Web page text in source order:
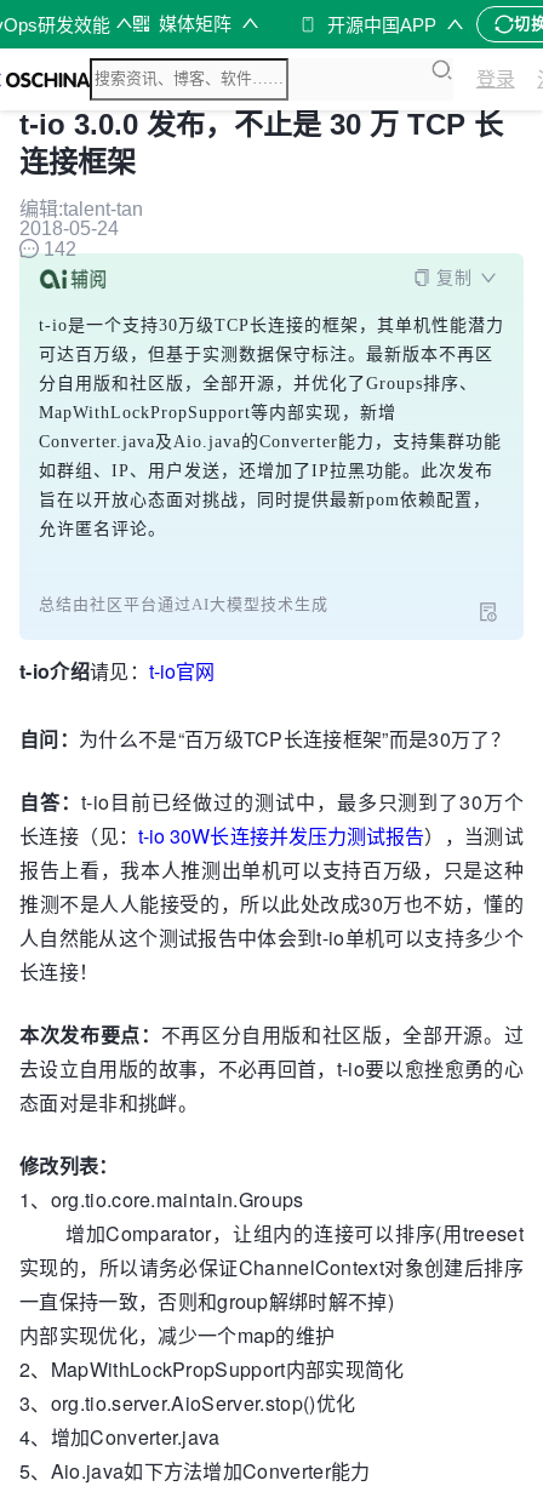
研发效能 媒体矩阵 开源中国APP 切
登录
t-io 3.0.0 发布，不止是 30 万 TCP 长
连接框架
编辑:talent-tan
2018-05-24
142
复制
t-io是一个支持30万级TCP长连接的框架，其单机性能潜力
可达百万级，但基于实测数据保守标注。最新版本不再区
分自用版和社区版，全部开源，并优化了Groups排序、
MapWithLockPropSupport等内部实现，新增
Converter.java及Aio.java的Converter能力，支持集群功能
如群组、IP、用户发送，还增加了IP拉黑功能。此次发布
旨在以开放心态面对挑战，同时提供最新pom依赖配置，
允许匿名评论。
总结由社区平台通过AI大模型技术生成
t-io介绍请见： t-io官网
自问： 为什么不是“百万级TCP长连接框架”而是30万了？
自答： t-io目前已经做过的测试中，最多只测到了30万个
长连接（见：t-io 30W长连接并发压力测试报告），当测试
报告上看，我本人推测出单机可以支持百万级，只是这种
推测不是人人能接受的，所以此处改成30万也不妨，懂的
人自然能从这个测试报告中体会到t-io单机可以支持多少个
长连接！
本次发布要点： 不再区分自用版和社区版，全部开源。过
去设立自用版的故事，不必再回首，t-io要以愈挫愈勇的心
态面对是非和挑衅。
修改列表：
1、org.tio.core.maintain.Groups
增加Comparator，让组内的连接可以排序(用treeset
实现的，所以请务必保证ChannelContext对象创建后排序
一直保持一致，否则和group解绑时解不掉)
内部实现优化，减少一个map的维护
2、MapWithLockPropSupport内部实现简化
3、org.tio.server.AioServer.stop()优化
4、增加Converter.java
5、Aio.java如下方法增加Converter能力